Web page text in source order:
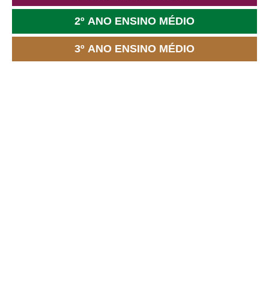
2º ANO ENSINO MÉDIO
3º ANO ENSINO MÉDIO